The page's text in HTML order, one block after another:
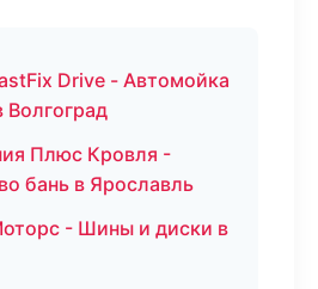
Drive - Автомойка
Волгоград
Плюс Кровля -
бань в Ярославль
- Шины и диски в